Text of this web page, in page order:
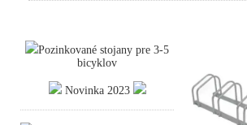
Pozinkované stojany pre 3-5
bicyklov
Novinka 2023